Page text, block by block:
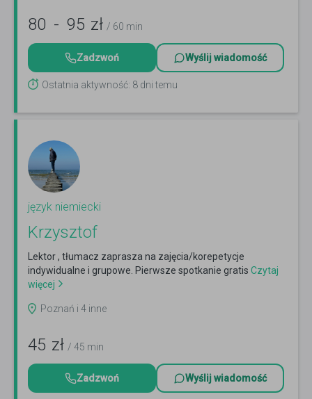
80 - 95 zł / 60 min
Zadzwoń Wyślij wiadomość
Ostatnia aktywność: 8 dni temu
język niemiecki
Krzysztof
Lektor , tłumacz zaprasza na zajęcia/korepetycje
indywidualne i grupowe. Pierwsze spotkanie gratis Czytaj
więcej
Poznań i 4 inne
45 zł / 45 min
Zadzwoń Wyślij wiadomość